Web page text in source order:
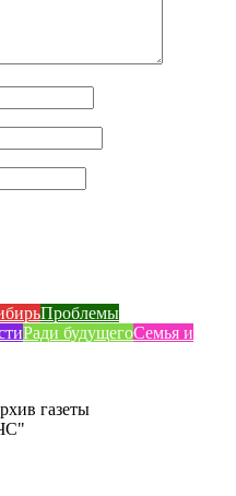
Проблемы
Ради будущегоСемья и
газеты